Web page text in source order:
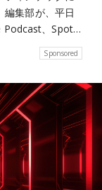
編集部が、平日
Podcast、Spot…
Sponsored